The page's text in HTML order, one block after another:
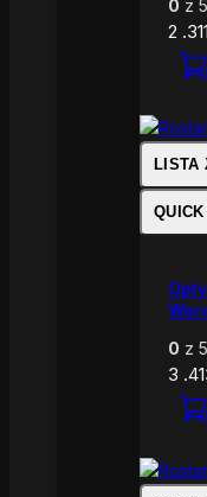
0 z 5
2 .311
LISTA
0 z 5
3